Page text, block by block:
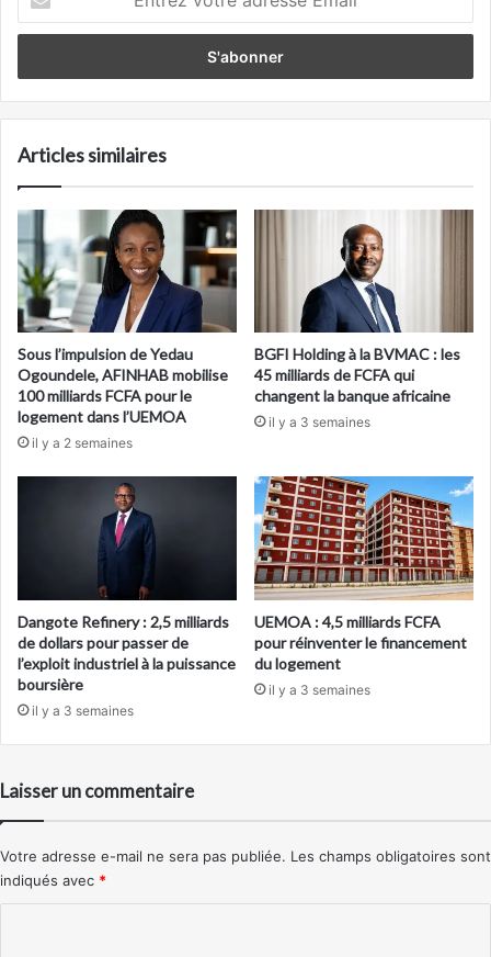
votre
adresse
Articles similaires
Sous l’impulsion de Yedau
Ogoundele, AFINHAB mobilise
100 milliards FCFA pour le
logement dans l’UEMOA
il y a 2 semaines
BGFI Holding à la BVMAC : les
45 milliards de FCFA qui
changent la banque africaine
il y a 3 semaines
Dangote Refinery : 2,5 milliards
de dollars pour passer de
l’exploit industriel à la puissance
boursière
il y a 3 semaines
UEMOA : 4,5 milliards FCFA
pour réinventer le financement
du logement
il y a 3 semaines
Laisser un commentaire
Votre adresse e-mail ne sera pas publiée. Les champs obligatoires sont
indiqués avec *